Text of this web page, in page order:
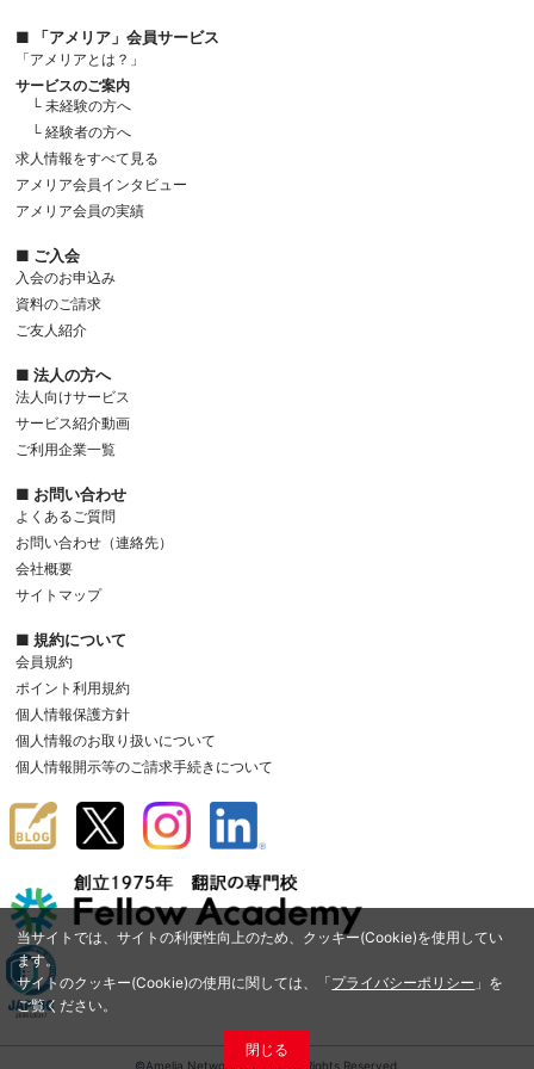
当サイトでは、サイトの利便性向上のため、クッキー(Cookie)を使用してい
ます。
サイトのクッキー(Cookie)の使用に関しては、「プライバシーポリシー 」を
ご覧ください。
閉じる
■ 「アメリア」会員サービス
「アメリアとは？」
サービスのご案内
└ 未経験の方へ
└ 経験者の方へ
求人情報をすべて見る
アメリア会員インタビュー
アメリア会員の実績
■ ご入会
入会のお申込み
資料のご請求
ご友人紹介
■ 法人の方へ
法人向けサービス
サービス紹介動画
ご利用企業一覧
■ お問い合わせ
よくあるご質問
お問い合わせ（連絡先）
会社概要
サイトマップ
■ 規約について
会員規約
ポイント利用規約
個人情報保護方針
個人情報のお取り扱いについて
個人情報開示等のご請求手続きについて
©Amelia Network Co.,Ltd. All Rights Reserved.